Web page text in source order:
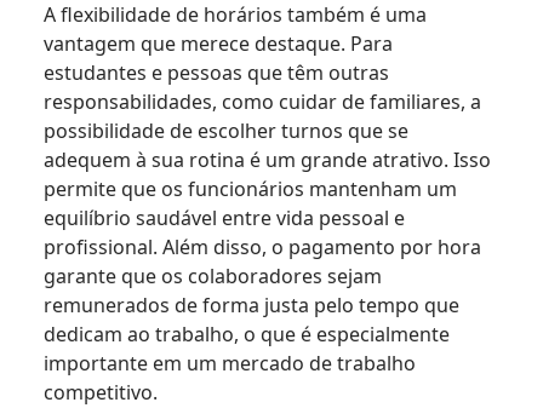
A flexibilidade de horários também é uma
vantagem que merece destaque. Para
estudantes e pessoas que têm outras
responsabilidades, como cuidar de familiares, a
possibilidade de escolher turnos que se
adequem à sua rotina é um grande atrativo. Isso
permite que os funcionários mantenham um
equilíbrio saudável entre vida pessoal e
profissional. Além disso, o pagamento por hora
garante que os colaboradores sejam
remunerados de forma justa pelo tempo que
dedicam ao trabalho, o que é especialmente
importante em um mercado de trabalho
competitivo.